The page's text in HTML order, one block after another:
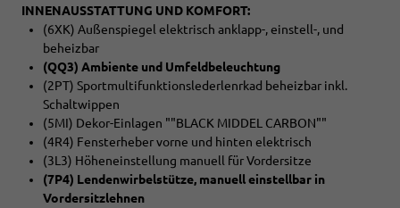
INNENAUSSTATTUNG UND KOMFORT:
(6XK) Außenspiegel elektrisch anklapp-, einstell-, und
beheizbar
(QQ3) Ambiente und Umfeldbeleuchtung
(2PT) Sportmultifunktionslederlenrkad beheizbar inkl.
Schaltwippen
(5MI) Dekor-Einlagen ""BLACK MIDDEL CARBON""
(4R4) Fensterheber vorne und hinten elektrisch
(3L3) Höheneinstellung manuell für Vordersitze
(7P4) Lendenwirbelstütze, manuell einstellbar in
Vordersitzlehnen